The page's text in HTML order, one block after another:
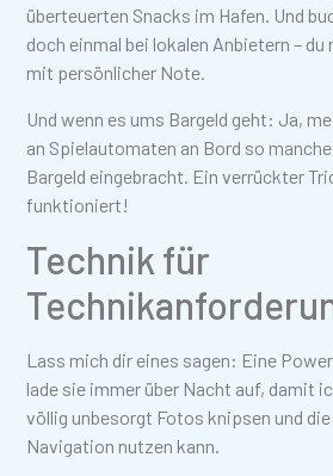
überteuerten Snacks im Hafen. Und
doch einmal bei lokalen Anbietern –
mit persönlicher Note.
Und wenn es ums Bargeld geht: Ja,
an Spielautomaten an Bord so
Bargeld eingebracht. Ein verrückter
funktioniert!
Technik für
Lass mich dir eines sagen: Eine
lade sie immer über Nacht auf, damit
völlig unbesorgt Fotos knipsen und
Navigation nutzen kann.